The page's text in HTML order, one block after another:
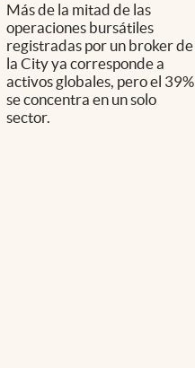
Más de la mitad de las
operaciones bursátiles
registradas por un broker de
la City ya corresponde a
activos globales, pero el 39%
se concentra en un solo
sector.